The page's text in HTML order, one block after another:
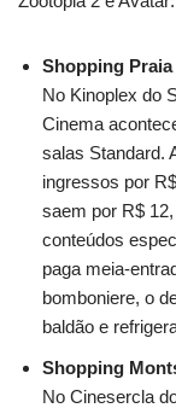
Shopping
No Kinoplex do
Cinema
salas Standard.
ingressos por
saem por R$
conteúdos
paga meia-
bomboniere, o
baldão e
Shopping
No Cinesercla